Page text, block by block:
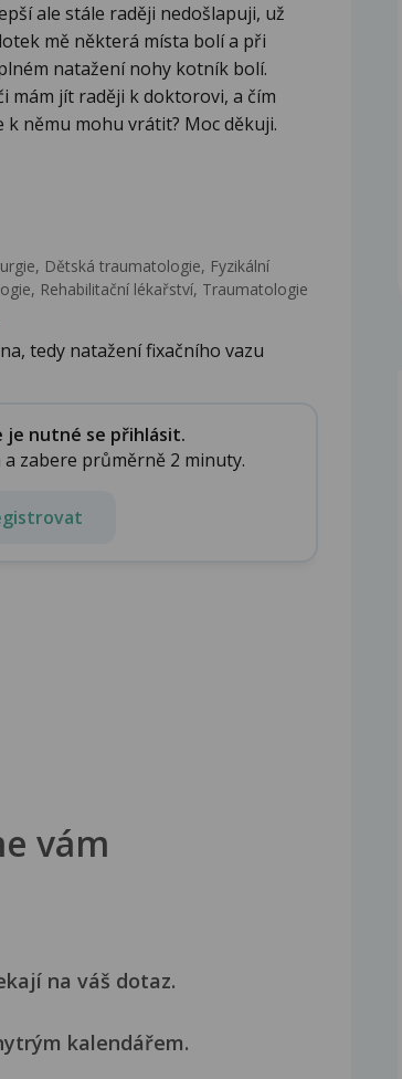
ale stále raději nedošlapuji, už
mě některá místa bolí a při
natažení nohy kotník bolí.
mám jít raději k doktorovi, a čím
k němu mohu vrátit? Moc děkuji.
Dětská traumatologie, Fyzikální
Rehabilitační lékařství‎, Traumatologie
tedy natažení fixačního vazu
je nutné se přihlásit.
zabere průměrně 2 minuty.
vám
na váš dotaz.
kalendářem.